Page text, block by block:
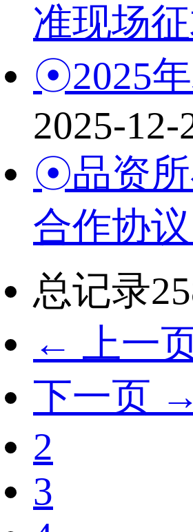
准现场
☉2025
2025-12-
☉品资所
合作协
总记录
← 上一
下一页 →
2
3